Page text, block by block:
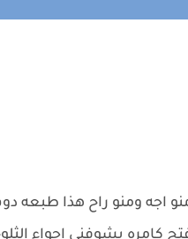
اجه ومنو راح هذا طبعه
كامره يشوفني اجواء